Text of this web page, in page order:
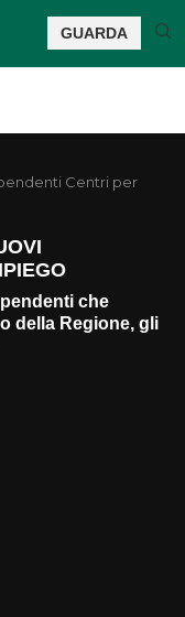
GUARDA
Centri per
che
della Regione, gli